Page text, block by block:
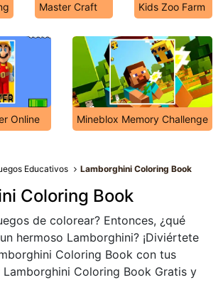
Master Craft Kids Zoo Farm
Online Mineblox Memory Challenge
Educativos Lamborghini Coloring Book
Coloring Book
de colorear? Entonces, ¿qué
hermoso Lamborghini? ¡Diviértete
Coloring Book con tus
Coloring Book Gratis y